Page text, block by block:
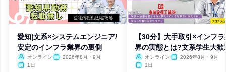
愛知|文系×システムエンジニア/
安定のインフラ業界の裏側
オンライン
2026年8月・9月
1日
【30分】大手取引×インフ
界の実態とは?文系学生大歓
オンライン
2026年8月・9月
1日